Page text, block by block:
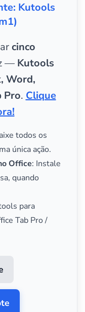
Kutools
cinco
— Kutools
Word,
Pro. Clique
todos os
única ação.
Office: Instale
quando
para
Tab Pro /